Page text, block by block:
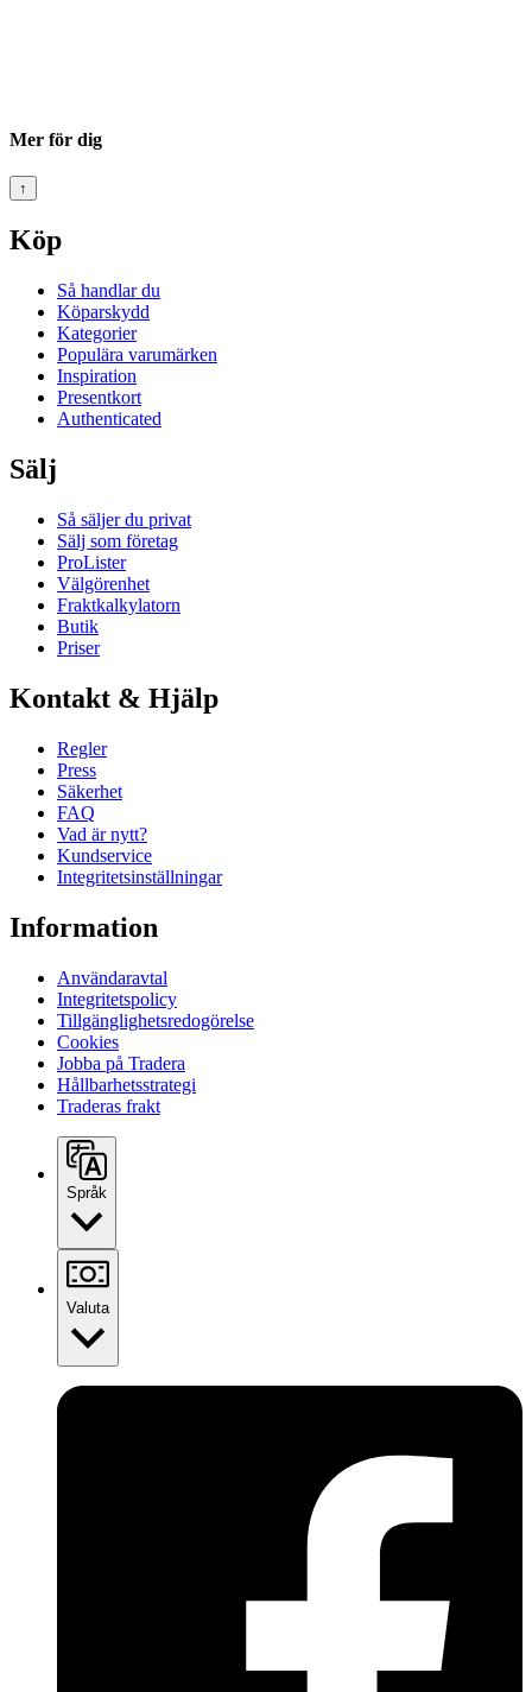
Mer för dig
↑
Köp
Så handlar du
Köparskydd
Kategorier
Populära varumärken
Inspiration
Presentkort
Authenticated
Sälj
Så säljer du privat
Sälj som företag
ProLister
Välgörenhet
Fraktkalkylatorn
Butik
Priser
Kontakt & Hjälp
Regler
Press
Säkerhet
FAQ
Vad är nytt?
Kundservice
Integritetsinställningar
Information
Användaravtal
Integritetspolicy
Tillgänglighetsredogörelse
Cookies
Jobba på Tradera
Hållbarhetsstrategi
Traderas frakt
Språk
Valuta